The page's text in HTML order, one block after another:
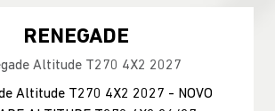
RENEGADE
Altitude T270 4X2 2027